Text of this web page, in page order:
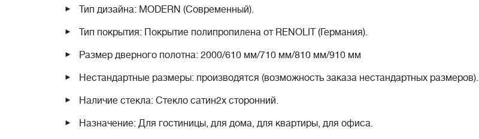
Тип дизайна: MODERN (Современный).
Тип покрытия: Покрытие полипропилена от RENOLIT (Германия).
Размер дверного полотна: 2000/610 мм/710 мм/810 мм/910 мм
Нестандартные размеры: производятся (возможность заказа нестандартных размеров).
Наличие стекла: Стекло сатин2х сторонний.
Назначение: Для гостиницы, для дома, для квартиры, для офиса.